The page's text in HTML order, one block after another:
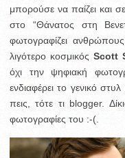
μπορούσε να παίζει και
στο “Θάνατος στη
φωτογραφίζει
λιγότερο κοσμικός Scott
όχι την ψηφιακή
ενδιαφέρει το γενικό
πεις, τότε τι blogger.
φωτογραφίες του :-(.